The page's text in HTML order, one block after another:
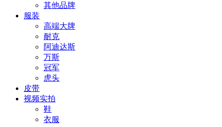
其他品牌
服装
高端大牌
耐克
阿迪达斯
万斯
冠军
虎头
皮带
视频实拍
鞋
衣服